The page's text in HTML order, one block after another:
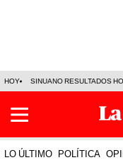
HOY SINUANO RESULTADOS
LO ÚLTIMO POLÍTICA